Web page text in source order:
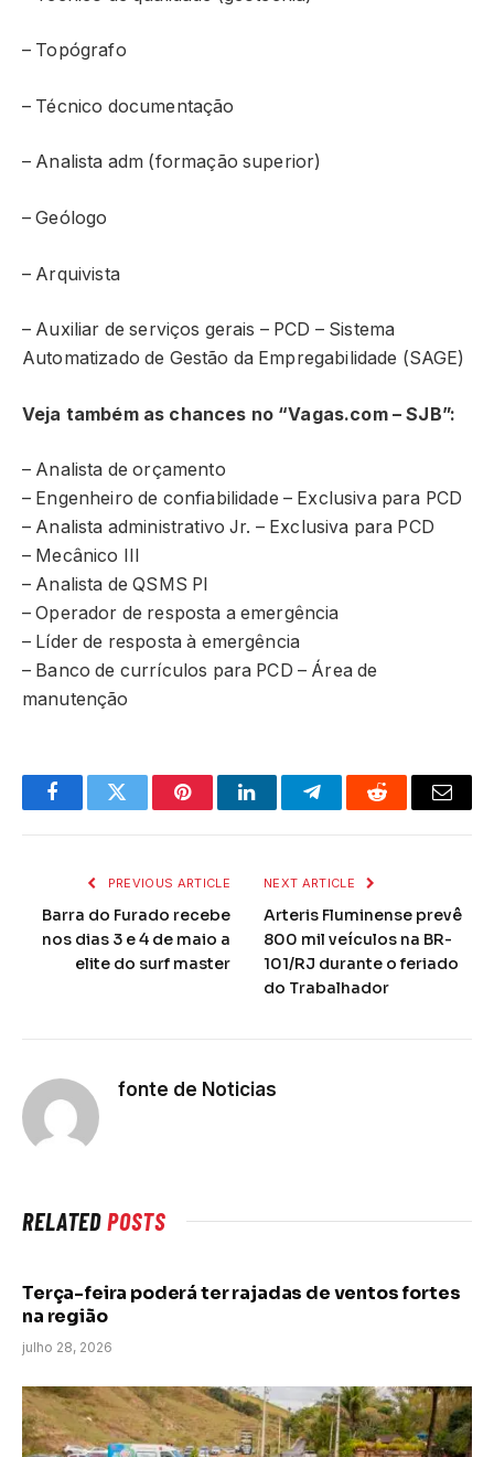
– Topógrafo
– Técnico documentação
– Analista adm (formação superior)
– Geólogo
– Arquivista
– Auxiliar de serviços gerais – PCD – Sistema
Automatizado de Gestão da Empregabilidade (SAGE)
Veja também as chances no “Vagas.com – SJB”:
– Analista de orçamento
– Engenheiro de confiabilidade – Exclusiva para PCD
– Analista administrativo Jr. – Exclusiva para PCD
– Mecânico III
– Analista de QSMS PI
– Operador de resposta a emergência
– Líder de resposta à emergência
– Banco de currículos para PCD – Área de
manutenção
FacebookTwitter PinterestLinkedInTelegramReddit Email
PREVIOUS ARTICLE
Barra do Furado recebe
nos dias 3 e 4 de maio a
elite do surf master
NEXT ARTICLE
Arteris Fluminense prevê
800 mil veículos na BR-
101/RJ durante o feriado
do Trabalhador
fonte de Noticias
RELATEDPOSTS
Terça-feira poderá ter rajadas de ventos fortes
na região
julho 28, 2026